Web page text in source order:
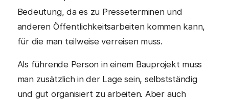
Bedeutung, da es zu Presseterminen und
anderen Öffentlichkeitsarbeiten kommen kann,
für die man teilweise verreisen muss.
Als führende Person in einem Bauprojekt muss
man zusätzlich in der Lage sein, selbstständig
und gut organisiert zu arbeiten. Aber auch